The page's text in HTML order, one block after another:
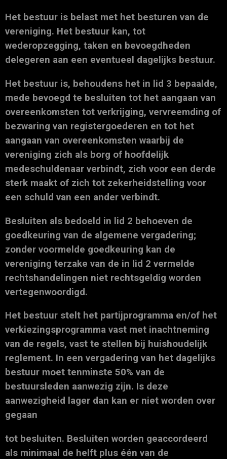
Het bestuur is belast met het besturen van de
vereniging. Het bestuur kan, tot
wederopzegging, taken en bevoegdheden
delegeren aan een eventueel dagelijks bestuur.
Het bestuur is, behoudens het in lid 3 bepaalde,
mede bevoegd te besluiten tot het aangaan van
overeenkomsten tot verkrijging, vervreemding of
bezwaring van registergoederen en tot het
aangaan van overeenkomsten waarbij de
vereniging zich als borg of hoofdelijk
medeschuldenaar verbindt, zich voor een derde
sterk maakt of zich tot zekerheidstelling voor
een schuld van een ander verbindt.
Besluiten als bedoeld in lid 2 behoeven de
goedkeuring van de algemene vergadering;
zonder voormelde goedkeuring kan de
vereniging terzake van de in lid 2 vermelde
rechtshandelingen niet rechtsgeldig worden
vertegenwoordigd.
Het bestuur stelt het partijprogramma en/of het
verkiezingsprogramma vast met inachtneming
van de regels, vast te stellen bij huishoudelijk
reglement. In een vergadering van het dagelijks
bestuur moet tenminste 50% van de
bestuursleden aanwezig zijn. Is deze
aanwezigheid lager dan kan er niet worden over
gegaan
tot besluiten. Besluiten worden geaccordeerd
als minimaal de helft plus één van de